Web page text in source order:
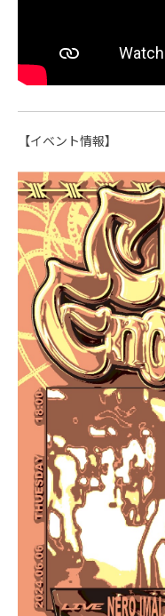
【イベント情報】